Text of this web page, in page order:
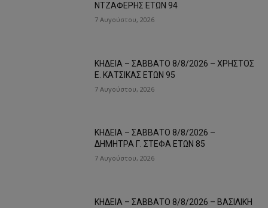
ΝΤΖΑΦΕΡΗΣ ΕΤΩΝ 94
7 Αυγούστου, 2026
ΚΗΔΕΙΑ – ΣΑΒΒΑΤΟ 8/8/2026 – ΧΡΗΣΤΟΣ
Ε. ΚΑΤΣΙΚΑΣ ΕΤΩΝ 95
7 Αυγούστου, 2026
ΚΗΔΕΙΑ – ΣΑΒΒΑΤΟ 8/8/2026 –
ΔΗΜΗΤΡΑ Γ. ΣΤΕΦΑ ΕΤΩΝ 85
7 Αυγούστου, 2026
ΚΗΔΕΙΑ – ΣΑΒΒΑΤΟ 8/8/2026 – ΒΑΣΙΛΙΚΗ